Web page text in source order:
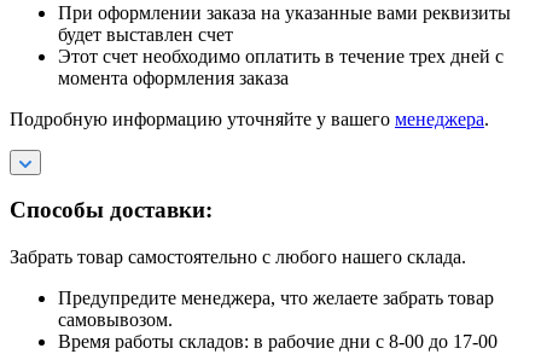
При оформлении заказа на указанные вами реквизиты
будет выставлен счет
Этот счет необходимо оплатить в течение трех дней с
момента оформления заказа
Подробную информацию уточняйте у вашего менеджера.
Способы доставки:
Забрать товар самостоятельно с любого нашего склада.
Предупредите менеджера, что желаете забрать товар
самовывозом.
Время работы складов: в рабочие дни с 8-00 до 17-00